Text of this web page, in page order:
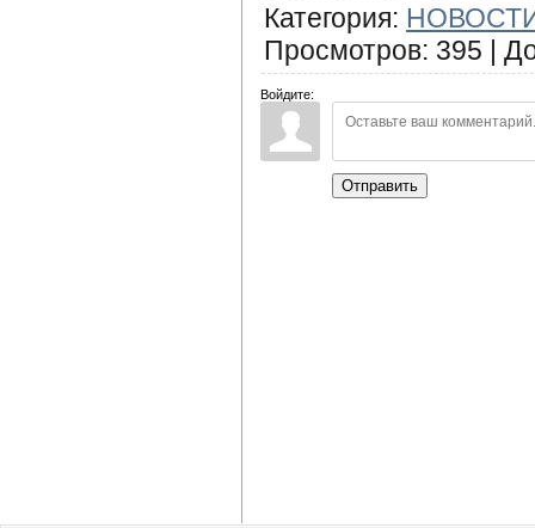
Категория:
Просмотров: 395 |
Войдите:
Отправить